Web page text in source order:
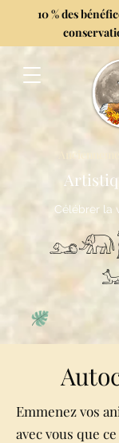
Célébrer la
10 % des
Emmenez vos
avec vous que